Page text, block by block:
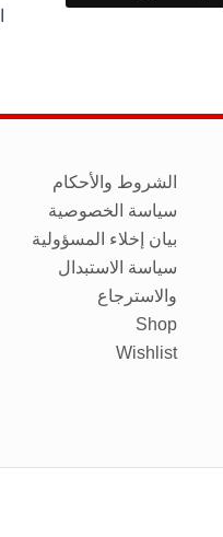
الشروط والأحكام
سياسة الخصوصية
بيان إخلاء المسؤولية
سياسة الاستبدال
والاسترجاع
Shop
Wishlist